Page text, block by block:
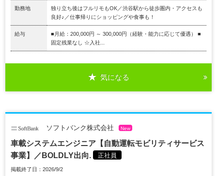
勤務地
独り立ち後はフルリモもOK／渋谷駅から徒歩圏内・アクセスも
良好♪／仕事帰りにショッピングや食事も！
給与
■月給：200,000円 ～ 300,000円（経験・能力に応じて優遇） ■
固定残業なし ☆入社...
気になる
ソフトバンク株式会社 New
車載システムエンジニア【自動運転モビリティサービス
事業】／BOLDLY出向.
正社員
掲載終了日：2026/9/2